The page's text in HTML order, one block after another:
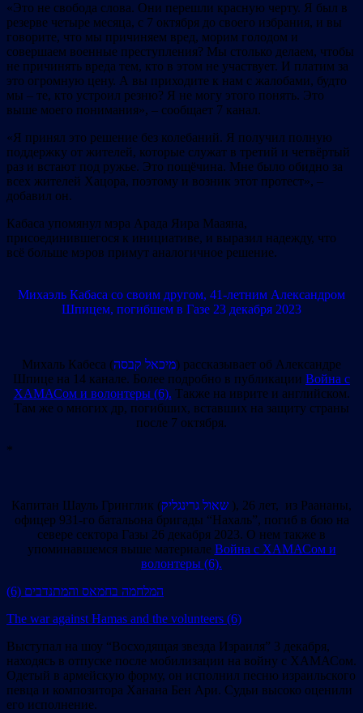
«Это не свобода слова. Они перешли красную черту. Я был в
резерве четыре месяца, с 7 октября до своего избрания, и вы
говорите, что мы причиняем вред, морим голодом и
совершаем военные преступления? Мы столько делаем, чтобы
не причинять вреда тем, кто в этом не участвует. И платим за
это огромную цену. А вы приходите к нам с жалобами, будто
мы – те, кто устроил резню? Я не могу этого понять. Это
выше моего понимания», – сообщает 7 канал.
«Я принял это решение без колебаний. Я получил полную
поддержку от жителей, которые служат в третий и четвёртый
раз и встают под ружье. Это пощёчина. Мне было обидно за
всех жителей Хацора, поэтому и возник этот протест», –
добавил он.
Кабаса упомянул мэра Арада Яира Мааяна,
присоединившегося к инициативе, и выразил надежду, что
всё больше мэров примут аналогичное решение.
Михаэль Кабаса со своим другом, 41-летним Александром
Шпицем, погибшем в Газе 23 декабря 2023
Михаль Кабеса (מיכאל קבסה) рассказывает об Александре
Шпице на 14 канале. Более подробно в публикации Война с
ХАМАСом и волонтеры (6). Также на иврите и английском.
Там же о многих др, погибших, вставших на защиту страны
после 7 октября.
*
Капитан Шауль Гринглик (
), 26 лет, из Раананы,
офицер 931-го батальона бригады “Нахаль”, погиб в бою на
севере сектора Газы 26 декабря 2023. О нем также в
упоминавшемся выше материале Война с ХАМАСом и
волонтеры (6).
(6) המלחמה בחמאס והמתנדבים
The war against Hamas and the volunteers (6)
Выступал на шоу “Восходящая звезда Израиля” 3 декабря,
находясь в отпуске после мобилизации на войну с ХАМАСом.
Одетый в армейскую форму, он исполнил песню израильского
певца и композитора Ханана Бен Ари. Судьи высоко оценили
его исполнение.